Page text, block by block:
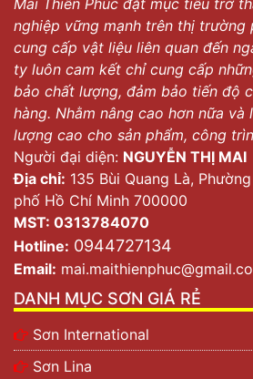
Sản phẩm sơn
Joton là dòng sơn được sản xuất
công nghệ hiện đại của Nhật Bản.
đến người tiêu dùng Việt sản
Mai Thiên Phúc đặt mục tiêu trở
nghiệp vững mạnh trên thị trường
cung cấp vật liệu liên quan đến
ty luôn cam kết chỉ cung cấp
bảo chất lượng, đảm bảo tiến độ
hàng. Nhằm nâng cao hơn nữa và
lượng cao cho sản phẩm, công
Người đại diện: NGUYỄN THỊ MAI
Địa chỉ: 135 Bùi Quang Là,
phố Hồ Chí Minh 700000
MST: 0313784070
Hotline: 0944727134
Email:
DANH MỤC SƠN GIÁ RẺ
Sơn International
Sơn Lina